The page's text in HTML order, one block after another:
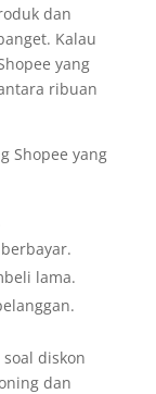
dan
Kalau
yang
ribuan
Shopee yang
lama.
diskon
dan